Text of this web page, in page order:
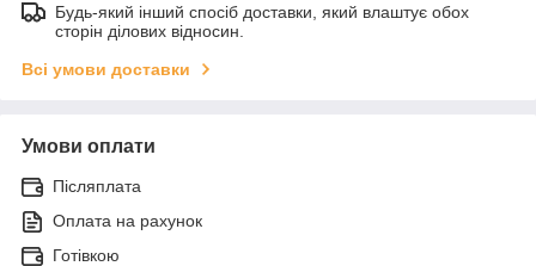
Будь-який інший спосіб доставки, який влаштує обох
сторін ділових відносин.
Всі умови доставки
Умови оплати
Післяплата
Оплата на рахунок
Готівкою